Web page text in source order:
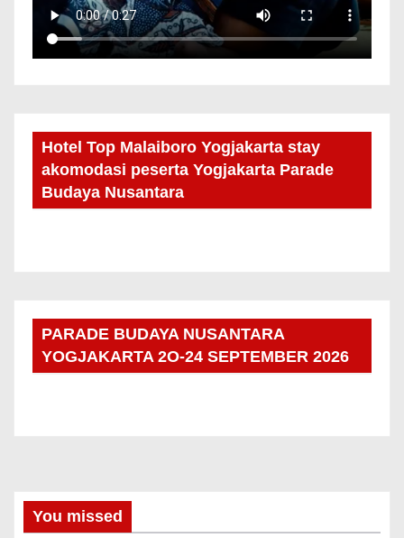
Hotel Top Malaiboro Yogjakarta stay
akomodasi peserta Yogjakarta Parade
Budaya Nusantara
PARADE BUDAYA NUSANTARA
YOGJAKARTA 2O-24 SEPTEMBER 2026
You missed